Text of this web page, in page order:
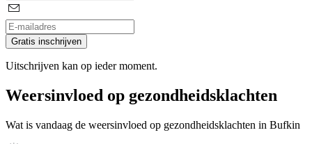
Gratis inschrijven
Uitschrijven kan op ieder moment.
Weersinvloed op gezondheidsklachten
Wat is vandaag de weersinvloed op gezondheidsklachten in Bufkin